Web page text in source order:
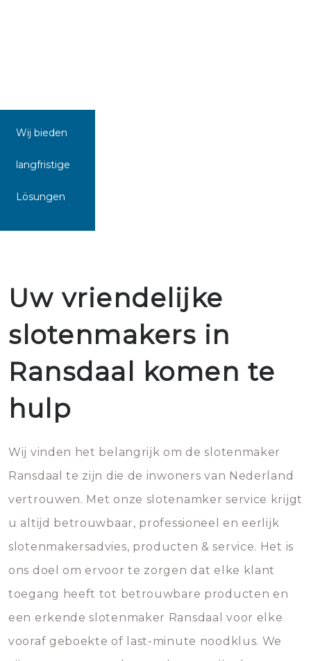
Wij bieden
langfristige
Lösungen
Uw vriendelijke
slotenmakers in
Ransdaal komen te
hulp
Wij vinden het belangrijk om de slotenmaker
Ransdaal te zijn die de inwoners van Nederland
vertrouwen. Met onze slotenamker service krijgt
u altijd betrouwbaar, professioneel en eerlijk
slotenmakersadvies, producten & service. Het is
ons doel om ervoor te zorgen dat elke klant
toegang heeft tot betrouwbare producten en
een erkende slotenmaker Ransdaal voor elke
vooraf geboekte of last-minute noodklus. We